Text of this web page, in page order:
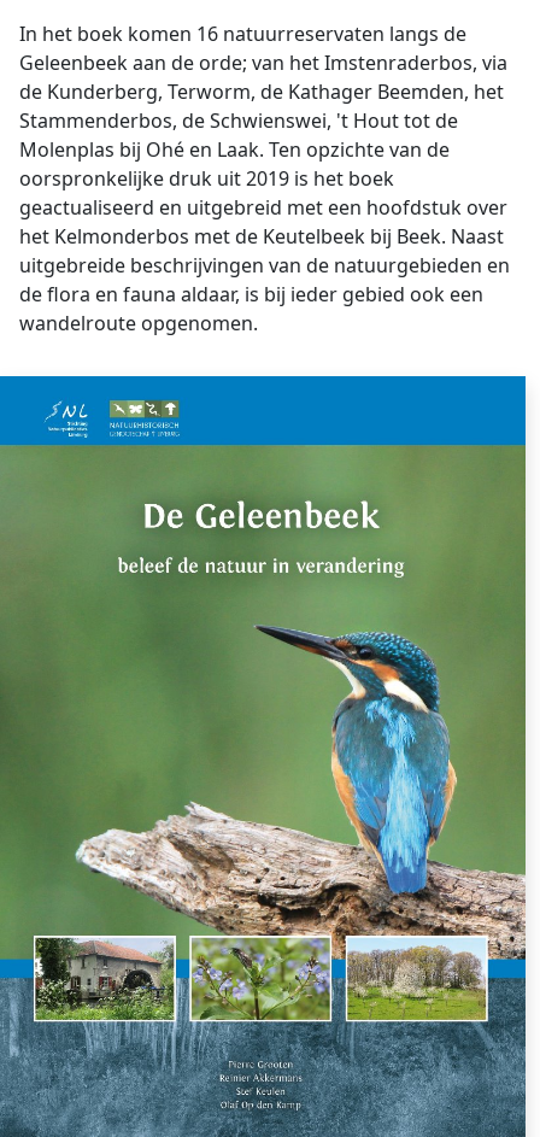
In het boek komen 16 natuurreservaten langs de
Geleenbeek aan de orde; van het Imstenraderbos, via
de Kunderberg, Terworm, de Kathager Beemden, het
Stammenderbos, de Schwienswei, 't Hout tot de
Molenplas bij Ohé en Laak. Ten opzichte van de
oorspronkelijke druk uit 2019 is het boek
geactualiseerd en uitgebreid met een hoofdstuk over
het Kelmonderbos met de Keutelbeek bij Beek. Naast
uitgebreide beschrijvingen van de natuurgebieden en
de flora en fauna aldaar, is bij ieder gebied ook een
wandelroute opgenomen.